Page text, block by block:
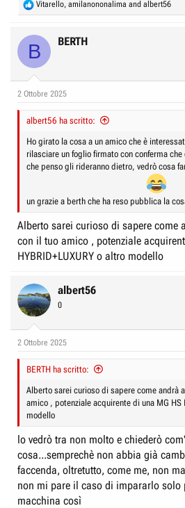
R
e
t
s
Vitarello, amilanononalima and albert56
B BERTH
2 Ottobre 2025
albert56 ha scritto:
Ho girato la cosa a un amico che è
rilasciare un foglio firmato con conferma
che penso gli rideranno dietro, vedrò cosa
un grazie a berth che ha reso pubblica la
Alberto sarei curioso di sapere come
con il tuo amico , potenziale
HYBRID+LUXURY o altro modello
albert56
0
2 Ottobre 2025
BERTH ha scritto:
Alberto sarei curioso di sapere come andrà
amico , potenziale acquirente di una MG HS
modello
lo vedrò tra non molto e chiederò
cosa...semprechè non abbia già
faccenda, oltretutto, come me, non
non mi pare il caso di impararlo solo
macchina così